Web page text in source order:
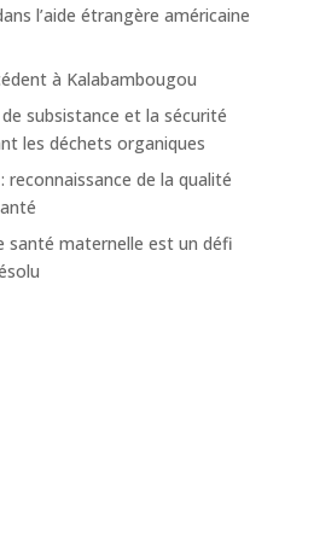
l’aide étrangère américaine
à Kalabambougou
subsistance et la sécurité
les déchets organiques
reconnaissance de la qualité
santé maternelle est un défi